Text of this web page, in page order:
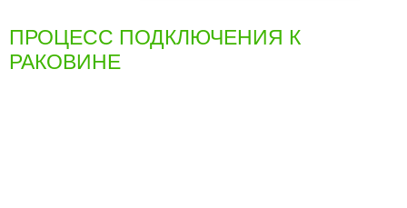
ПРОЦЕСС ПОДКЛЮЧЕНИЯ К
РАКОВИНЕ